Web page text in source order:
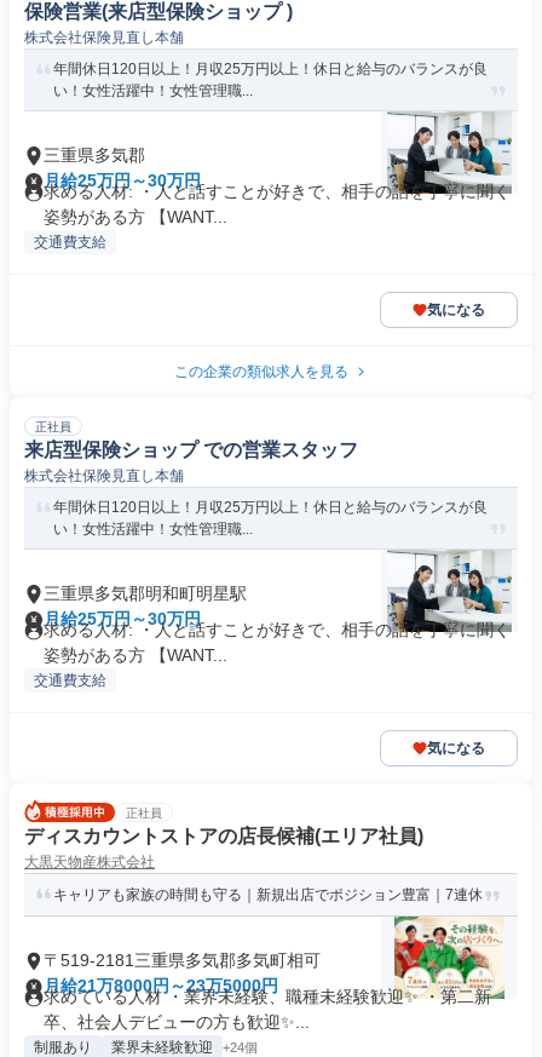
保険営業(来店型保険ショップ )
株式会社保険見直し本舗
年間休日120日以上！月収25万円以上！休日と給与のバランスが良
い！女性活躍中！女性管理職...
三重県多気郡
月給25万円～30万円
求める人材: ・人と話すことが好きで、相手の話を丁寧に聞く
姿勢がある方 【WANT...
交通費支給
気になる
この企業の類似求人を見る
正社員
来店型保険ショップ での営業スタッフ
株式会社保険見直し本舗
年間休日120日以上！月収25万円以上！休日と給与のバランスが良
い！女性活躍中！女性管理職...
三重県多気郡明和町明星駅
月給25万円～30万円
求める人材: ・人と話すことが好きで、相手の話を丁寧に聞く
姿勢がある方 【WANT...
交通費支給
気になる
正社員
ディスカウントストアの店長候補(エリア社員)
大黒天物産株式会社
キャリアも家族の時間も守る｜新規出店でポジション豊富｜7連休
〒519-2181三重県多気郡多気町相可
月給21万8000円～23万5000円
求めている人材 ・業界未経験、職種未経験歓迎✨ ・第二新
卒、社会人デビューの方も歓迎✨...
制服あり 業界未経験歓迎 +24個